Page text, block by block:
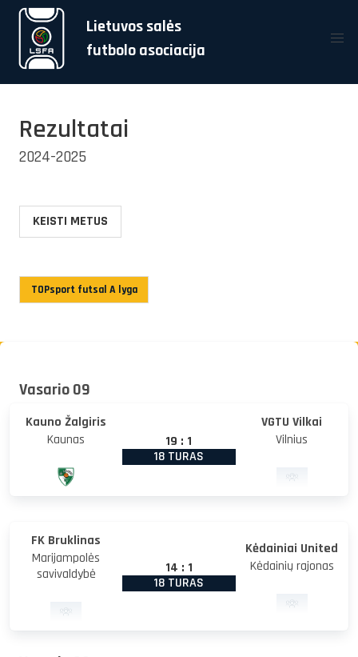
Lietuvos salės
futbolo asociacija
Rezultatai
2024-2025
KEISTI METUS
TOPsport futsal A lyga
Vasario 09
Kauno Žalgiris
Kaunas
19 : 1
18 TURAS
VGTU Vilkai
Vilnius
FK Bruklinas
Marijampolės
savivaldybė
14 : 1
18 TURAS
Kėdainiai United
Kėdainių rajonas